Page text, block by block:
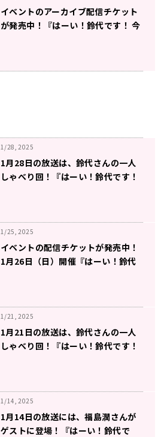
イベントのアーカイブ配信チケット
が発売中！『はーい！鈴代です！ 今
1/28, 2025
1月28日の放送は、鈴代さんの一人
しゃべり回！『はーい！鈴代です！
1/25, 2025
イベントの配信チケットが発売中！
1月26日（日）開催『はーい！鈴代
1/21, 2025
1月21日の放送は、鈴代さんの一人
しゃべり回！『はーい！鈴代です！
1/14, 2025
1月14日の放送には、福島潤さんが
ゲストに登場！『はーい！鈴代で